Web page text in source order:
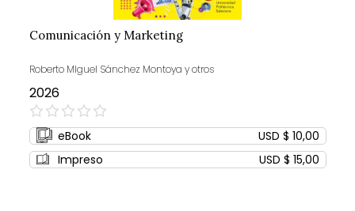
Comunicación y Marketing
Roberto MIguel Sánchez Montoya y otros
2026
0%
eBook
USD $ 10,00
Impreso
USD $ 15,00